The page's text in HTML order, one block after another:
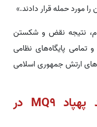
مورد حمله قرار دادند.»
نتیجه نقض و شکستن
پایگاه‌های نظامی
ارتش جمهوری اسلامی
ساقط شدن یک فروند پهپاد MQ9 در